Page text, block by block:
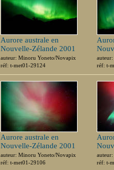
Aurore australe en
Nouvelle-Zélande 2001
auteur: Minoru Yoneto/Novapix
réf: t-met01-29124
réf: t-
Aurore australe en
Nouvelle-Zélande 2001
auteur: Minoru Yoneto/Novapix
réf: t-met01-29106
réf: t-